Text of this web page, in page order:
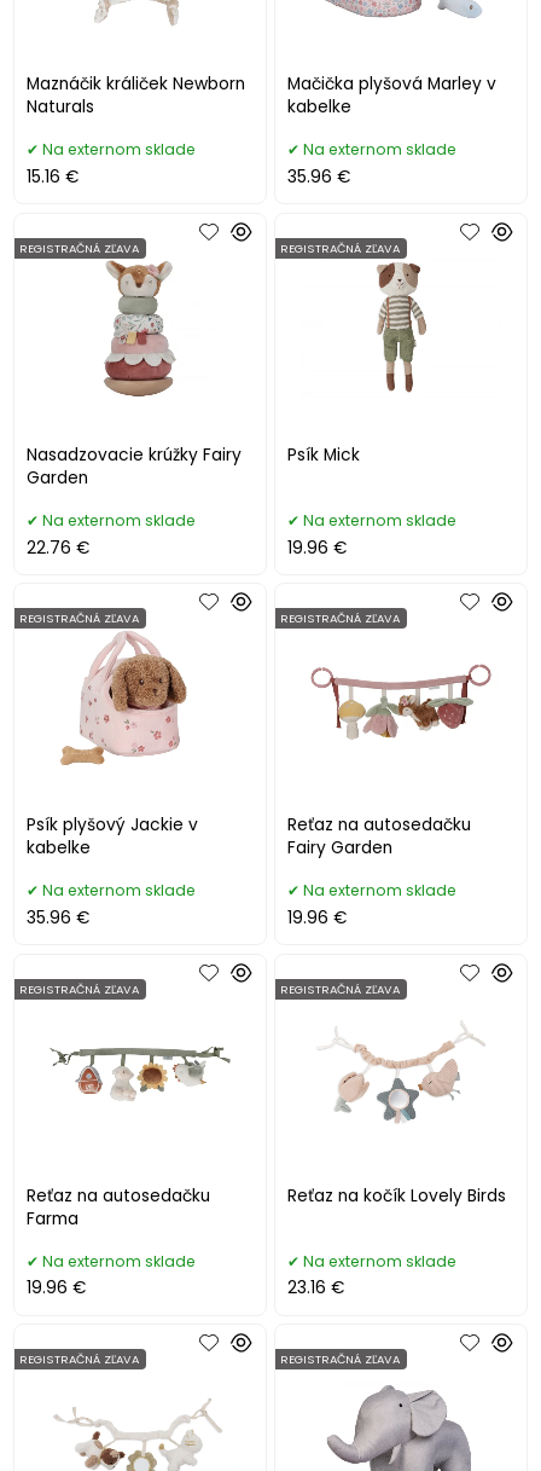
Maznáčik králiček Newborn
Naturals
Na externom sklade
15.16 €
Mačička plyšová Marley v
kabelke
Na externom sklade
35.96 €
Nasadzovacie krúžky Fairy
Garden
REGISTRAČNÁ ZĽAVA
Na externom sklade
22.76 €
Psík Mick
REGISTRAČNÁ ZĽAVA
Na externom sklade
19.96 €
Psík plyšový Jackie v
kabelke
REGISTRAČNÁ ZĽAVA
Na externom sklade
35.96 €
Reťaz na autosedačku
Fairy Garden
REGISTRAČNÁ ZĽAVA
Na externom sklade
19.96 €
Reťaz na autosedačku
Farma
REGISTRAČNÁ ZĽAVA
Na externom sklade
19.96 €
Reťaz na kočík Lovely Birds
REGISTRAČNÁ ZĽAVA
Na externom sklade
23.16 €
REGISTRAČNÁ ZĽAVA REGISTRAČNÁ ZĽAVA